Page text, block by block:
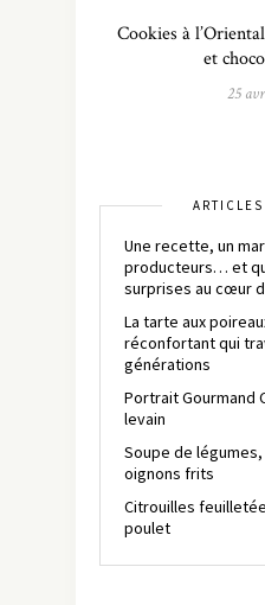
Cookies à
et
25
Une recette, un
producteurs… et
surprises au cœur
La tarte aux
réconfortant qui
générations
Portrait Gourmand
levain
Soupe de
oignons frits
Citrouilles
poulet